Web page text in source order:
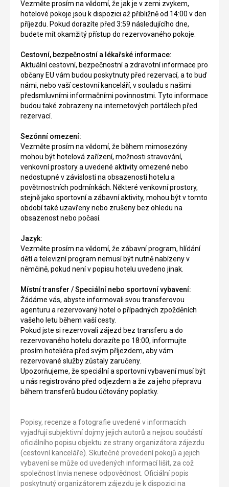
Vezměte prosím na vědomí, že jak je v zemi zvykem,
hotelové pokoje jsou k dispozici až přibližně od 14:00 v den
příjezdu. Pokud dorazíte před 3:59 následujícího dne,
budete mít okamžitý přístup do rezervovaného pokoje.
Cestovní, bezpečnostní a lékařské informace:
Aktuální cestovní, bezpečnostní a zdravotní informace pro
občany EU vám budou poskytnuty před rezervací, a to buď
námi, nebo vaší cestovní kanceláří, v souladu s našimi
předsmluvními informačními povinnostmi. Tyto informace
budou také zobrazeny na internetových portálech před
rezervací.
Sezónní omezení:
Vezměte prosím na vědomí, že během mimosezóny
mohou být hotelová zařízení, možnosti stravování,
venkovní prostory a uvedené aktivity omezené nebo
nedostupné v závislosti na obsazenosti hotelu a
povětrnostních podmínkách. Některé venkovní prostory,
stejně jako sportovní a zábavní aktivity, mohou být v tomto
období také uzavřeny nebo zrušeny bez ohledu na
obsazenost nebo počasí.
Jazyk:
Vezměte prosím na vědomí, že zábavní program, hlídání
dětí a televizní program nemusí být nutně nabízeny v
němčině, pokud není v popisu hotelu uvedeno jinak.
Místní transfer / Speciální nebo sportovní vybavení:
Žádáme vás, abyste informovali svou transferovou
agenturu a rezervovaný hotel o případných zpožděních
vašeho letu během vaší cesty.
Pokud jste si rezervovali zájezd bez transferu a do
rezervovaného hotelu dorazíte po 18:00, informujte
prosím hoteliéra před svým příjezdem, aby vám
rezervované služby zůstaly zaručeny.
Upozorňujeme, že speciální a sportovní vybavení musí být
u nás registrováno před odjezdem a že za jeho přepravu
během transferů budou účtovány poplatky.
Popisy, recenze a fotografie uvedené v informacích
vyjadřují subjektivní dojmy jejich autorů a nejsou součástí
oficiálního popisu objektu ze strany organizátora zájezdu
(cestovní kanceláře). Skutečné provedení pokojů a jejich
vybavení se může od uvedených informací lišit, za což
společnost Invia nenese odpovědnost. Oficiální popis
poskytnutý organizátorem zájezdu je k dispozici na